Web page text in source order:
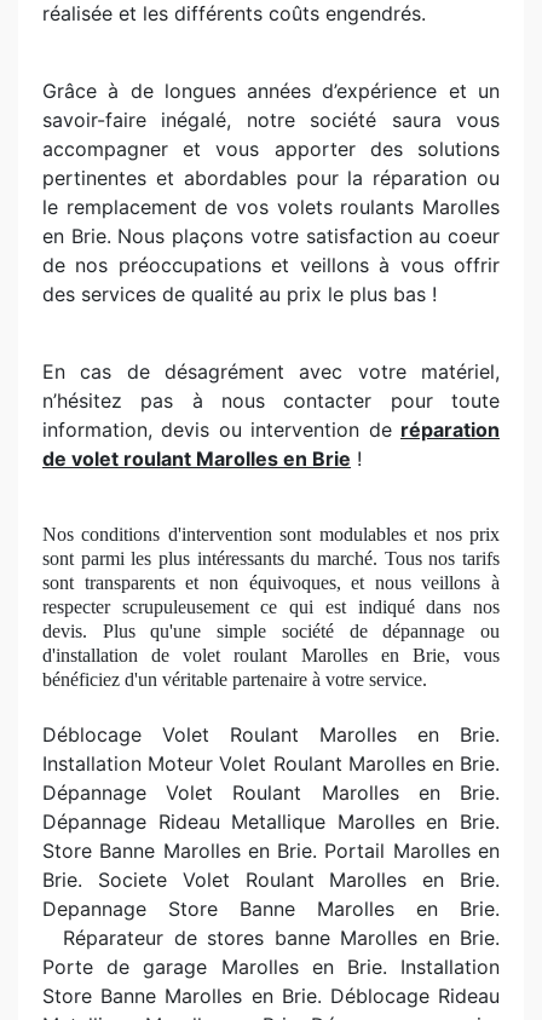
réalisée et les différents coûts engendrés.
Grâce à de longues années d’expérience et un
savoir-faire inégalé, notre société saura vous
accompagner et vous apporter des solutions
pertinentes et abordables pour la réparation ou
le remplacement de vos volets roulants Marolles
en Brie. Nous plaçons votre satisfaction au coeur
de nos préoccupations et veillons à vous offrir
des services de qualité au prix le plus bas !
En cas de désagrément avec votre matériel,
n’hésitez pas à nous contacter pour toute
information, devis ou intervention de réparation
de volet roulant Marolles en Brie !
Nos conditions d'intervention sont modulables et nos prix
sont parmi les plus intéressants du marché. Tous nos tarifs
sont transparents et non équivoques, et nous veillons à
respecter scrupuleusement ce qui est indiqué dans nos
devis. Plus qu'une simple sociétéde dépannage ou
d'installation de volet roulant Marolles en Brie, vous
bénéficiez d'un véritable partenaire à votre service.
Déblocage Volet Roulant Marolles en Brie.
Installation Moteur Volet Roulant Marolles en Brie.
Dépannage Volet Roulant Marolles en Brie.
Dépannage Rideau Metallique Marolles en Brie.
Store Banne Marolles en Brie. Portail Marolles en
Brie. Societe Volet Roulant Marolles en Brie.
Depannage Store Banne Marolles en Brie.
Réparateur de stores banne Marolles en Brie.
Porte de garage Marolles en Brie. Installation
Store Banne Marolles en Brie. Déblocage Rideau